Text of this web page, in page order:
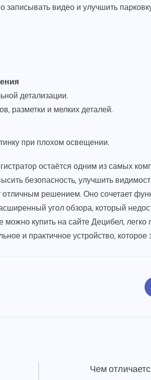
видео и улучшить
детализации.
разметки и мелких деталей.
при плохом освещении.
остаётся одним из самых
безопасность, улучшить
отличным решением. Оно сочетает
угол обзора, который
купить на сайте Децибел, легко
и практичное устройство, которое
Чем